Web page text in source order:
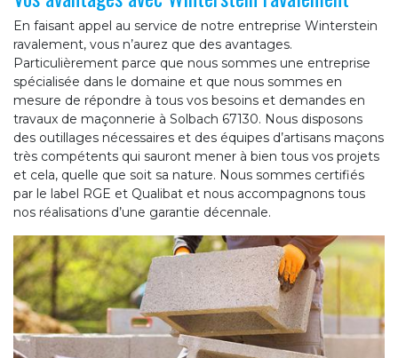
En faisant appel au service de notre entreprise Winterstein
ravalement, vous n’aurez que des avantages.
Particulièrement parce que nous sommes une entreprise
spécialisée dans le domaine et que nous sommes en
mesure de répondre à tous vos besoins et demandes en
travaux de maçonnerie à Solbach 67130. Nous disposons
des outillages nécessaires et des équipes d’artisans maçons
très compétents qui sauront mener à bien tous vos projets
et cela, quelle que soit sa nature. Nous sommes certifiés
par le label RGE et Qualibat et nous accompagnons tous
nos réalisations d’une garantie décennale.